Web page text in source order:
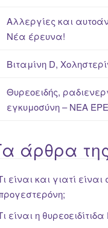
Αλλεργίες και
Νέα έρευνα!
Βιταμίνη D,
Θυρεοειδής,
εγκυμοσύνη – ΝΕΑ
άρθρα
είναι και γιατί
είναι η θυρεοειδίτιδα